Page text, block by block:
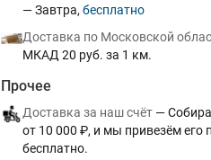
Завтра
Бесплатно
Доставка по Московской
МКАД 20 руб. за 1 км.
Прочее
Доставка за наш счёт
от 10 000 ₽, и мы привезём его
бесплатно.